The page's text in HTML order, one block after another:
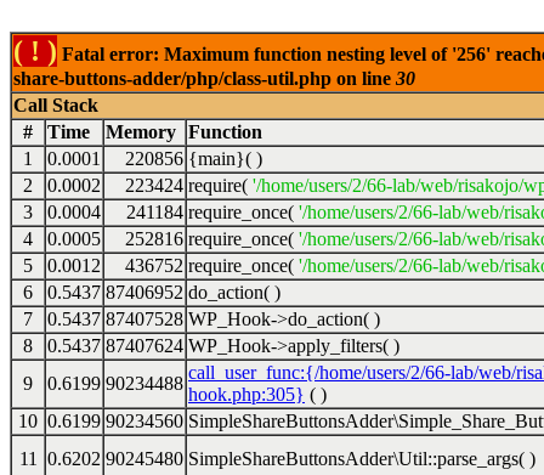
( ! ) Fatal error: Maximum function nesting level of '256'
share-buttons-adder/php/class-util.php on line 30
Call Stack
#
Time Memory Function
1
0.0001 220856 {main}( )
2
0.0002 223424 require( '/home/users/2/66-lab/web/risakojo/
3
0.0004 241184 require_once( '/home/users/2/66-lab/web/
4
0.0005 252816 require_once( '/home/users/2/66-lab/web/
5
0.0012 436752 require_once( '/home/users/2/66-lab/web/
6
0.5437 87406952 do_action( )
7
0.5437 87407528 WP_Hook->do_action( )
8
0.5437 87407624 WP_Hook->apply_filters( )
9
0.6199 90234488
call_user_func:{/home/users/2/66-lab/web/
hook.php:305} ( )
10 0.6199 90234560
11
0.6202 90245480 SimpleShareButtonsAdder\Util::parse_args( )